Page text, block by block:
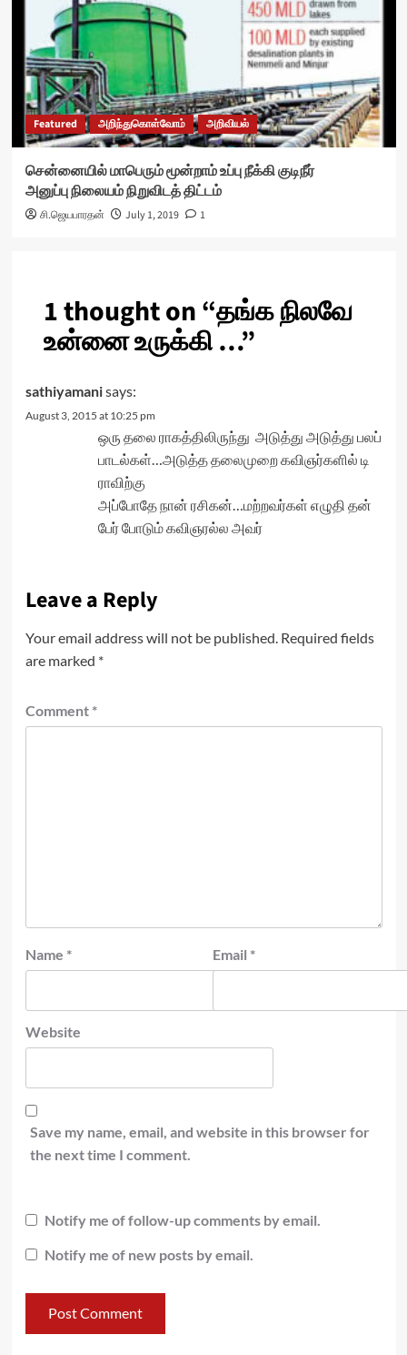
Featured அறிந்துகொள்வோம் அறிவியல்
சென்னையில் மாபெரும் மூன்றாம் உப்பு நீக்கி குடிநீர்
அனுப்பு நிலையம் நிறுவிடத் திட்டம்
சி.ஜெயபாரதன் July 1, 2019 1
1 thought on “தங்க நிலவே
உன்னை உருக்கி …”
sathiyamanisays:
August 3, 2015 at 10:25 pm
ஒரு தலை ராகத்திலிருந்து அடுத்து அடுத்து பலப்
பாடல்கள்…அடுத்த தலைமுறை கவிஞர்களில் டி
ராவிற்கு
அப்போதே நான் ரசிகன்…மற்றவர்கள் எழுதி தன்
பேர் போடும் கவிஞரல்ல அவர்
Leave a Reply
Your email address will not be published. Required fields
are marked *
Comment *
Name * Email *
Website
Save my name, email, and website in this browser for
the next time I comment.
Notify me of follow-up comments by email.
Notify me of new posts by email.